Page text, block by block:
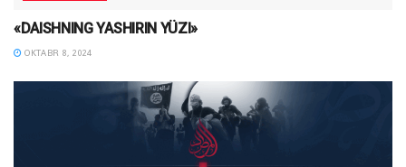
«DAISHNING YASHIRIN YÜZI»
OKTABR 8, 2024